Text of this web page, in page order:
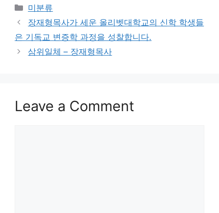
Categories
미분류
장재형목사가 세운 올리벳대학교의 신학 학생들
은 기독교 변증학 과정을 성찰합니다.
삼위일체 – 장재형목사
Leave a Comment